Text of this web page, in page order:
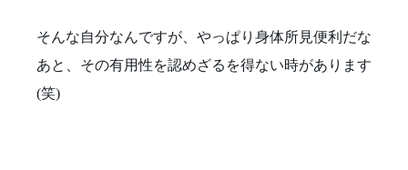
そんな自分なんですが、やっぱり身体所見便利だな
あと、その有用性を認めざるを得ない時があります
(笑)